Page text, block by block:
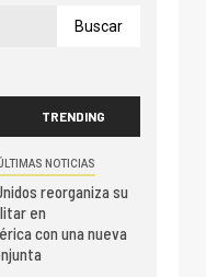
TRENDING
ÚLTIMAS NOTICIAS
reorganiza su
en
con una nueva